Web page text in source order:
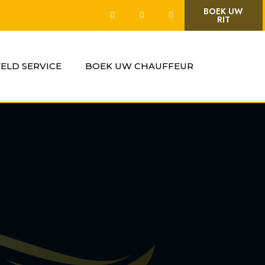
BOEK UW
RIT
SERVICE BOEK UW CHAUFFEUR